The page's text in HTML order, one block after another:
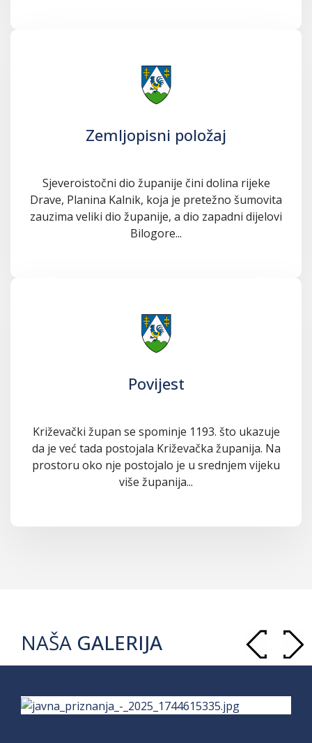
Zemljopisni položaj
Sjeveroistočni dio županije čini dolina rijeke
Drave, Planina Kalnik, koja je pretežno šumovita
zauzima veliki dio županije, a dio zapadni dijelovi
Bilogore...
Povijest
Križevački župan se spominje 1193. što ukazuje
da je već tada postojala Križevačka županija. Na
prostoru oko nje postojalo je u srednjem vijeku
više županija...
NAŠA GALERIJA